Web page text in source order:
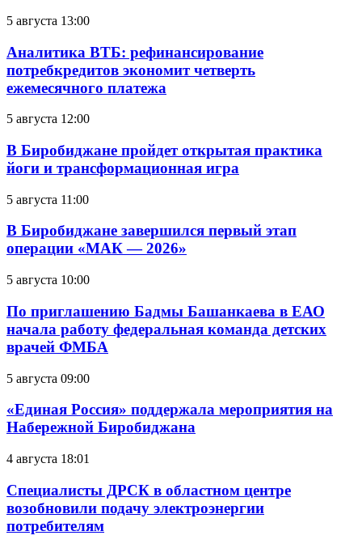
5 августа 13:00
Аналитика ВТБ: рефинансирование
потребкредитов экономит четверть
ежемесячного платежа
5 августа 12:00
В Биробиджане пройдет открытая практика
йоги и трансформационная игра
5 августа 11:00
В Биробиджане завершился первый этап
операции «МАК — 2026»
5 августа 10:00
По приглашению Бадмы Башанкаева в ЕАО
начала работу федеральная команда детских
врачей ФМБА
5 августа 09:00
«Единая Россия» поддержала мероприятия на
Набережной Биробиджана
4 августа 18:01
Специалисты ДРСК в областном центре
возобновили подачу электроэнергии
потребителям